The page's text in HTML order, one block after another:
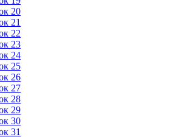
20
21
22
23
24
25
26
27
28
29
30
31